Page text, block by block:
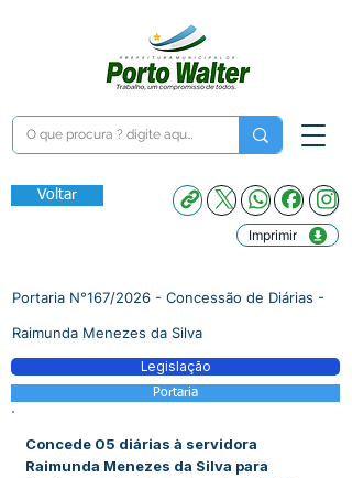
Voltar
Imprimir
Portaria N°167/2026 - Concessão de Diárias -
Raimunda Menezes da Silva
Legislação
Portaria
Concede 05 diárias à servidora
Raimunda Menezes da Silva para